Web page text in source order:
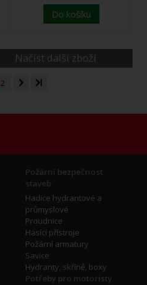
Do košíku
Načíst další zboží
2
Požární bezpečnost
staveb
Hadice hydrantové a
průmyslové
Proudnice
Hasící přístroje
Požární armatury
Savice
Hydranty, skříně, boxy
Potřeby pro motoristy